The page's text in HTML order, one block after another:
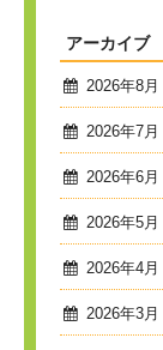
アーカイブ
2026年8月
2026年7月
2026年6月
2026年5月
2026年4月
2026年3月